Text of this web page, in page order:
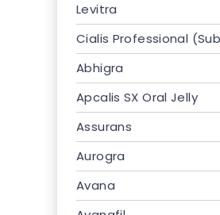
Levitra
Cialis Professional
Abhigra
Apcalis SX Oral Jelly
Assurans
Aurogra
Avana